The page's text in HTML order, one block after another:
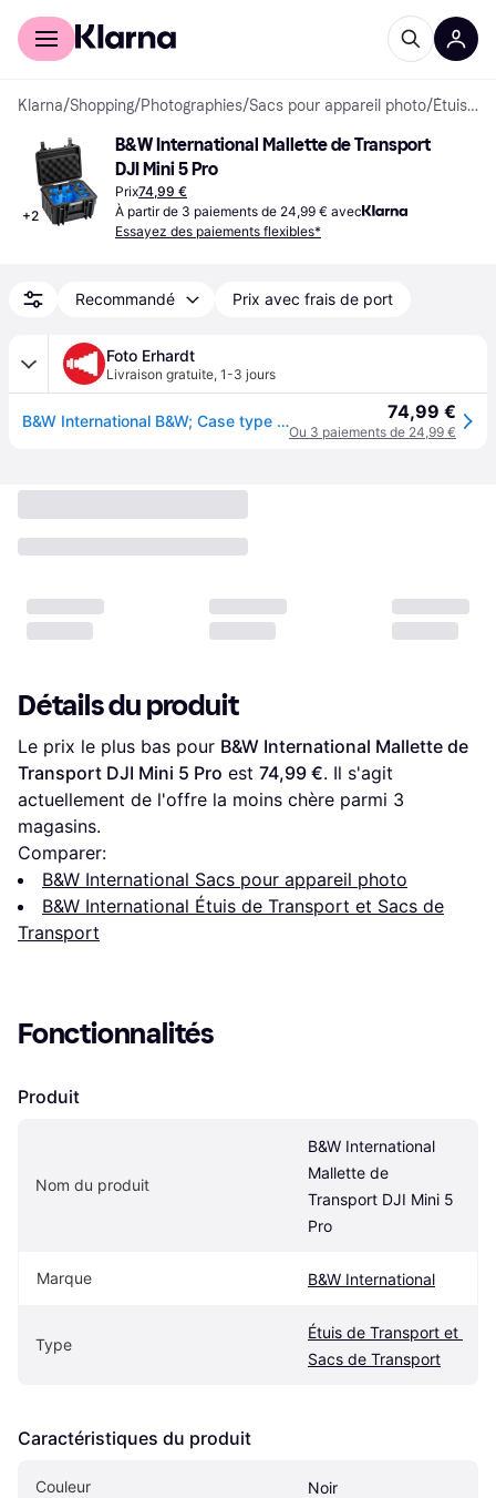
Acheter avec Klarna
Klarna/Shopping/Photographies/Sacs pour appareil photo/ Étuis de Transport et Sacs de Transport
+2
B&W International Mallette de Transport
DJI Mini 5 Pro
Prix74,99 €
À partir de 3 paiements de 24,99 € avec
Essayez des paiements flexibles*
Recommandé Prix avec frais de port
Foto Erhardt
Livraison gratuite, 1-3 jours
B&W International B&W; Case type 2000 noir pour DJI Mini 5 Pro / Lito 1/ Lito X1 74,99 €
Ou 3 paiements de 24,99 €
Détails du produit
Le prix le plus bas pour B&W International Mallette de
Transport DJI Mini 5 Pro est 74,99 €. Il s'agit
actuellement de l'offre la moins chère parmi 3
magasins.
Comparer:
B&W International Sacs pour appareil photo
B&W International Étuis de Transport et Sacs de
Transport
Fonctionnalités
Produit
Nom du produit
B&W International
Mallette de
Transport DJI Mini 5
Pro
Marque B&W International
Type
Étuis de Transport et
Sacs de Transport
Caractéristiques du produit
Couleur Noir